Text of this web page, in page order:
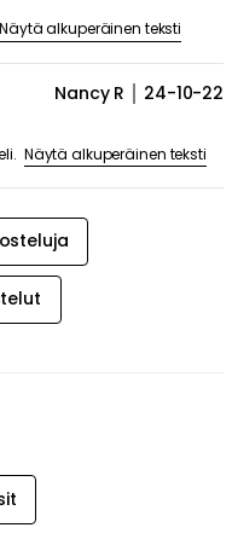
Näytä alkuperäinen teksti
Nancy R 24-10-22
Näytä alkuperäinen teksti